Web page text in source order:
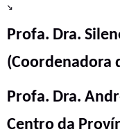
↘
Profa. Dra.
(Coordenadora
Profa. Dra.
Centro da